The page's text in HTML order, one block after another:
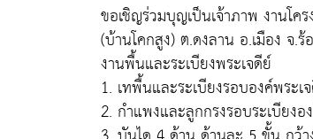
ขอเชิญร่วมบุญเป็นเจ้าภาพ งานโค
(บ้านโคกสูง) ต.ดงลาน อ.เมือง จ.ร้
งานพื้นและระเบียงพระเจดีย์
1. เทพื้นและระเบียงรอบองค์พระ
2. กำแพงและลูกกรงรอบระเบียง